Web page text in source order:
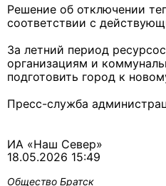
Решение об отключении
соответствии с
За летний период
организациям и
подготовить город к
Пресс-служба
ИА «Наш Север»
18.05.2026 15:49
Общество Братск